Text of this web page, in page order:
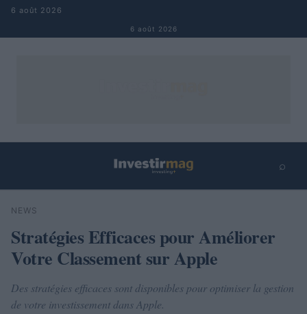
Aller au contenu
6 août 2026
6 août 2026
⌕
Rechercher
NEWS
Stratégies Efficaces pour Améliorer
Votre Classement sur Apple
Des stratégies efficaces sont disponibles pour optimiser la gestion
de votre investissement dans Apple.